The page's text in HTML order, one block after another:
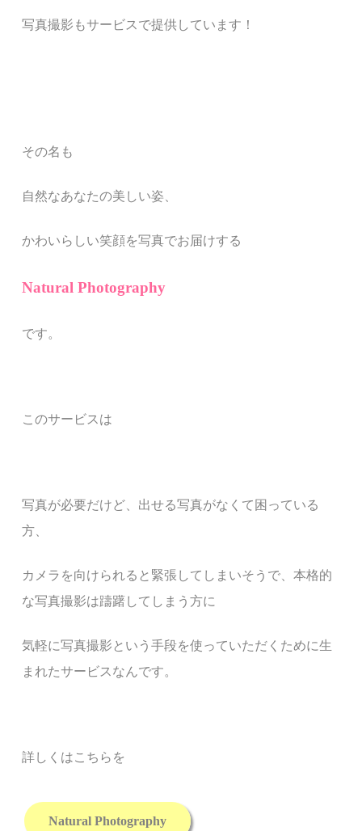
写真撮影もサービスで提供しています！
その名も
自然なあなたの美しい姿、
かわいらしい笑顔を写真でお届けする
Natural Photography
です。
このサービスは
写真が必要だけど、出せる写真がなくて困っている
方、
カメラを向けられると緊張してしまいそうで、本格的
な写真撮影は躊躇してしまう方に
気軽に写真撮影という手段を使っていただくために生
まれたサービスなんです。
詳しくはこちらを
Natural Photography